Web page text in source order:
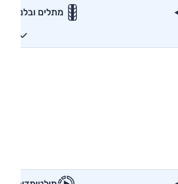
מתלים ובלמים